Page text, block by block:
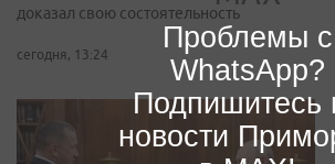
доказал свою состоятельность
сегодня, 13:24
Проблемы с
WhatsApp?
Подпишитесь
новости